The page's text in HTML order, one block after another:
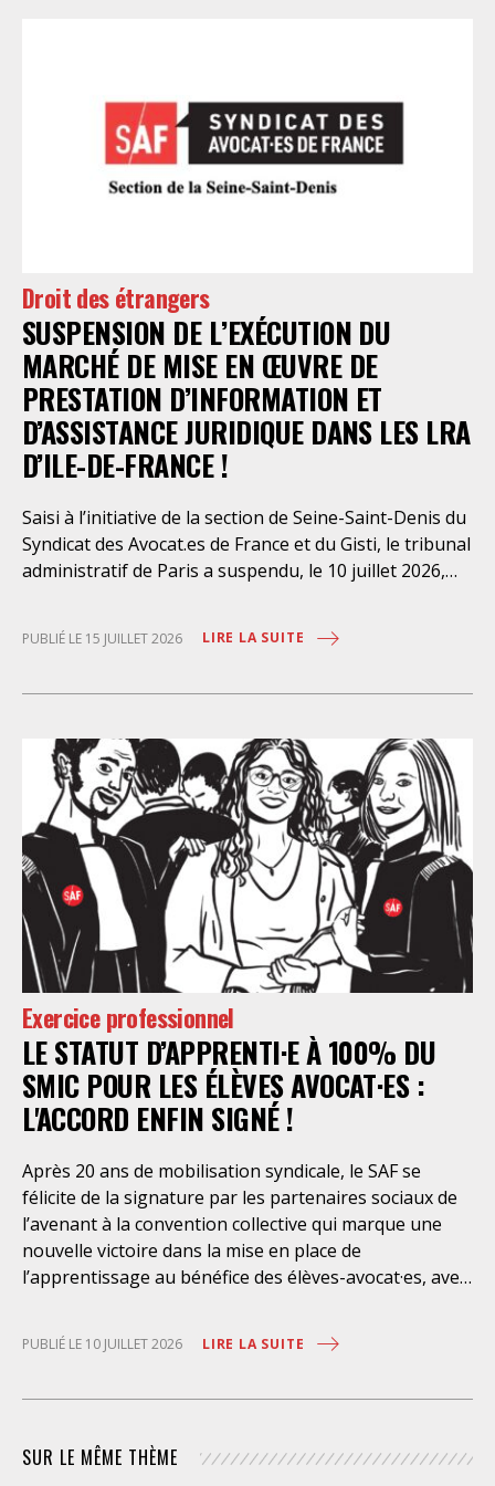
Droit des étrangers
SUSPENSION DE L’EXÉCUTION DU
MARCHÉ DE MISE EN ŒUVRE DE
PRESTATION D’INFORMATION ET
D’ASSISTANCE JURIDIQUE DANS LES LRA
D’ILE-DE-FRANCE !
Saisi à l’initiative de la section de Seine-Saint-Denis du
Syndicat des Avocat.es de France et du Gisti, le tribunal
administratif de Paris a suspendu, le 10 juillet 2026,
juridique des étrangers maintenus dans les locaux de
droits fondamentaux des personnes retenues et
contreviennent de manière flagrante aux règles
déontologiques régissant la profession d’avocat. Ainsi,
l’assistance dont bénéficient les personnes retenues,
limitée à trois heures de permanence téléphonique
quotidienne sauf le dimanche (la présence de l’avocat
dans les locaux n’étant prévue qu’à titre exceptionnel),
vise uniquement à « expliciter la procédure dont fait
l’objet le retenu ainsi que les droits qui découlent de
celle-ci et dont il bénéficie ». De telles dispositions
n’ont pour but, derrière l’affichage illusoire d’une
assistance juridique, que d’empêcher les retenus
d’exercer un recours contre la décision administrative
qui a conduit à leur enfermement. Une telle contrainte
est en outre manifestement incompatible avec
place les avocats titulaires dans une situation de
conflit d’intérêt évidente. Selon le juge des
PUBLIÉ LE 15 JUILLET 2026 LIRE LA SUITE
Exercice professionnel
LE STATUT D’APPRENTI·E À 100% DU
SMIC POUR LES ÉLÈVES AVOCAT·ES :
L'ACCORD ENFIN SIGNÉ !
Après 20 ans de mobilisation syndicale, le SAF se
félicite de la signature par les partenaires sociaux de
l’avenant à la convention collective qui marque une
nouvelle victoire dans la mise en place de
l’apprentissage au bénéfice des élèves-avocat·es, avec
discrimination géographique ou d’âge. Étant donné la
situation actuelle très précaire de bons
plus grande égalité d’accès à la profession. Il permet
PUBLIÉ LE 10 JUILLET 2026 LIRE LA SUITE
SUR LE MÊME THÈME